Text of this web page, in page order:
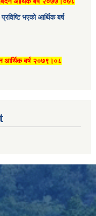
भएको आर्थिक बर्ष
आर्थिक बर्ष २०७९।०८